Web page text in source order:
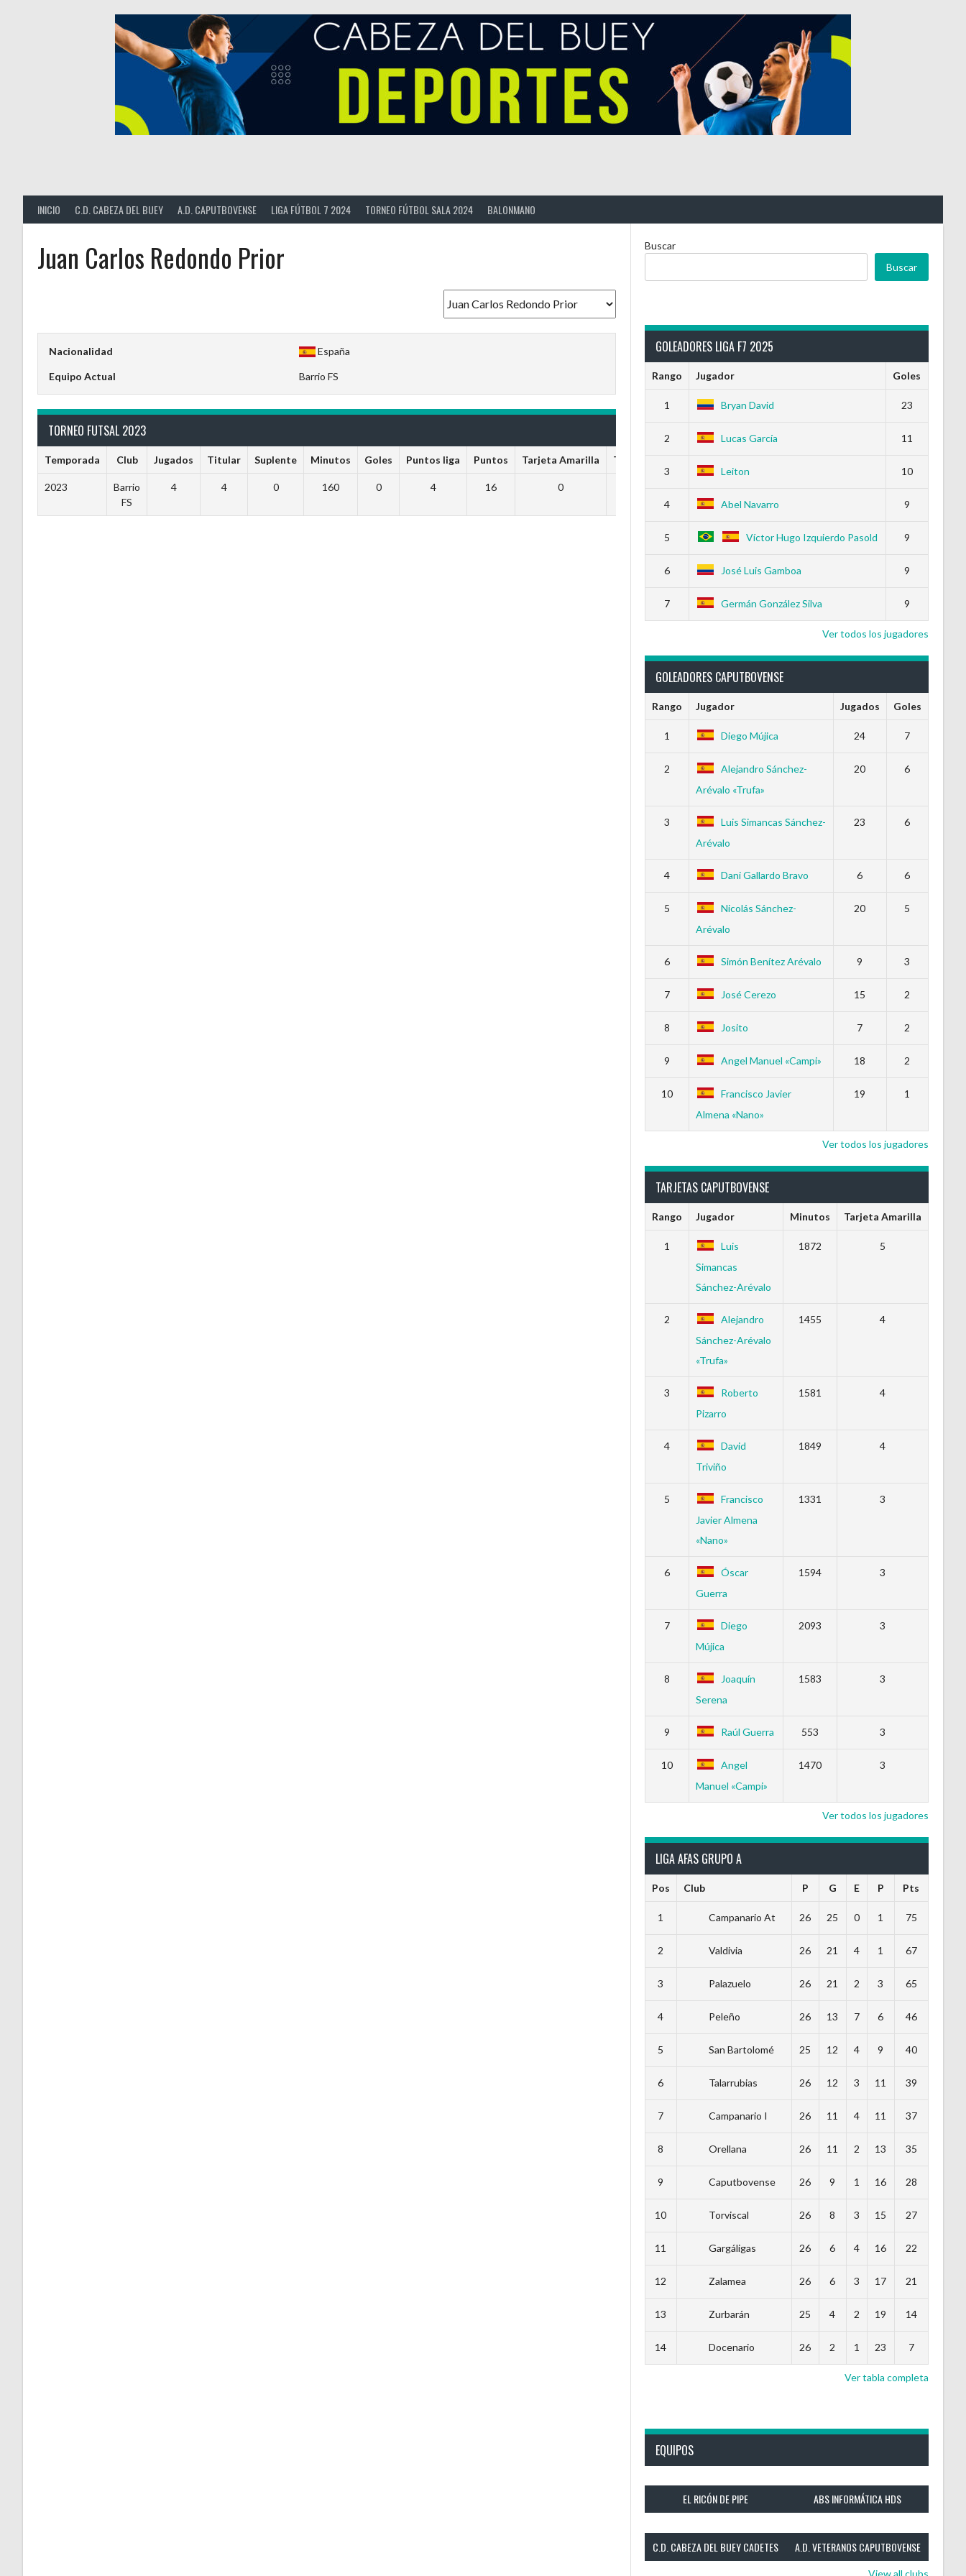
INICIO C.D. CABEZA DEL BUEY A.D. CAPUTBOVENSE LIGA FÚTBOL 7 2024 TORNEO FÚTBOL SALA 2024 BALONMANO
Juan Carlos Redondo Prior
Nacionalidad España
Equipo Actual Barrio FS
TORNEO FUTSAL 2023
Temporada Club Jugados Titular Suplente Minutos Goles Puntos liga Puntos Tarjeta Amarilla Tarjeta Roja
2023
Barrio
FS
4 4 0 160 0 4 16 0
Buscar
Buscar
GOLEADORES LIGA F7 2025
Rango Jugador Goles
1 Bryan David 23
2 Lucas García 11
3 Leiton 10
4 Abel Navarro 9
5 Víctor Hugo Izquierdo Pasold 9
6 José Luis Gamboa 9
7 Germán González Silva 9
Ver todos los jugadores
GOLEADORES CAPUTBOVENSE
Rango Jugador Jugados Goles
1 Diego Mújica 24 7
2
Alejandro Sánchez-
Arévalo «Trufa»
20 6
3
Luis Simancas Sánchez-
Arévalo
23 6
4 Dani Gallardo Bravo 6 6
5
Nicolás Sánchez-
Arévalo
20 5
6 Simón Benítez Arévalo 9 3
7 José Cerezo 15 2
8 Josito 7 2
9 Angel Manuel «Campi» 18 2
10
Francisco Javier
Almena «Nano»
19 1
Ver todos los jugadores
TARJETAS CAPUTBOVENSE
Rango Jugador Minutos Tarjeta Amarilla
1
Luis
Simancas
Sánchez-Arévalo
1872 5
2
Alejandro
Sánchez-Arévalo
«Trufa»
1455 4
3
Roberto
Pizarro
1581 4
4
David
Triviño
1849 4
5
Francisco
Javier Almena
«Nano»
1331 3
6
Óscar
Guerra
1594 3
7
Diego
Mújica
2093 3
8
Joaquín
Serena
1583 3
9 Raúl Guerra 553 3
10
Angel
Manuel «Campi»
1470 3
Ver todos los jugadores
LIGA AFAS GRUPO A
Pos Club P G E P Pts
1 Campanario At 26 25 0 1 75
2 Valdivia 26 21 4 1 67
3 Palazuelo 26 21 2 3 65
4 Peleño 26 13 7 6 46
5 San Bartolomé 25 12 4 9 40
6 Talarrubias 26 12 3 11 39
7 Campanario I 26 11 4 11 37
8 Orellana 26 11 2 13 35
9 Caputbovense 26 9 1 16 28
10 Torviscal 26 8 3 15 27
11 Gargáligas 26 6 4 16 22
12 Zalamea 26 6 3 17 21
13 Zurbarán 25 4 2 19 14
14 Docenario 26 2 1 23 7
Ver tabla completa
EQUIPOS
EL RICÓN DE PIPE ABS INFORMÁTICA HDS
C.D. CABEZA DEL BUEY CADETES A.D. VETERANOS CAPUTBOVENSE
View all clubs